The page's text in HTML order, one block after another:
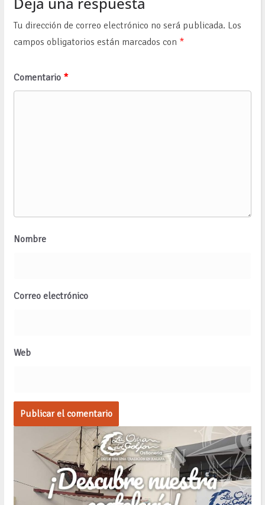
Tu dirección de correo electrónico no será publicada. Los
campos obligatorios están marcados con *
Comentario *
Nombre
Correo electrónico
Web